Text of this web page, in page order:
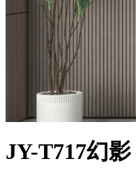
JY-T717幻影